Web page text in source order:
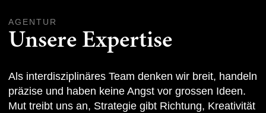
AGENTUR
Unsere Expertise
Als interdisziplinäres Team denken wir breit, handeln
präzise und haben keine Angst vor grossen Ideen.
Mut treibt uns an, Strategie gibt Richtung, Kreativität